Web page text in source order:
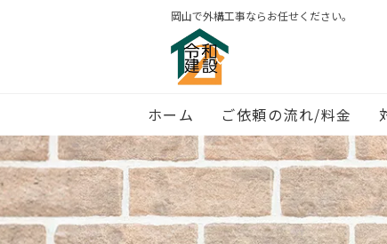
岡山で外構工事ならお任せください。
ホーム ご依頼の流れ/料金